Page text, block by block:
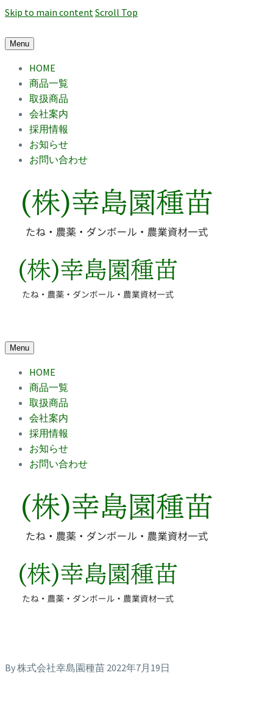
Skip to main contentScroll Top
Menu
HOME
商品一覧
取扱商品
会社案内
採用情報
お知らせ
お問い合わせ
Menu
HOME
商品一覧
取扱商品
会社案内
採用情報
お知らせ
お問い合わせ
By 株式会社幸島園種苗 2022年7月19日